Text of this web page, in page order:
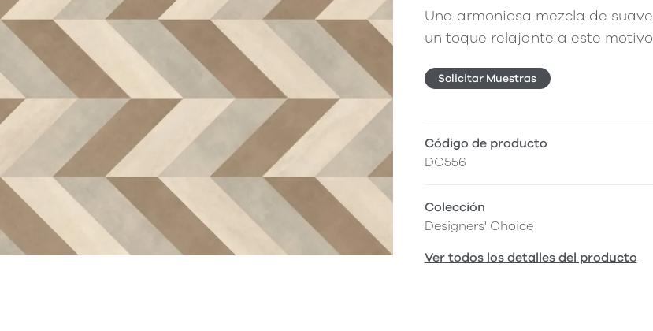
Una armoniosa mezcla de
un toque relajante a este
Solicitar Muestras
Código de producto
DC556
Colección
Designers' Choice
Ver todos los detalles del producto